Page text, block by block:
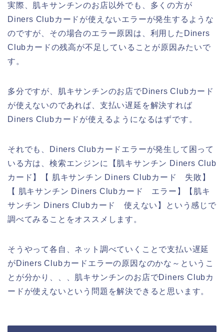
実際、肌キサンチンのお店以外でも、多くの方が
Diners Clubカードが使えないエラーが発生するような
のですが、その場合のエラー原因は、利用したDiners
Clubカードの残高が不足していることが原因みたいで
す。
多分ですが、肌キサンチンのお店でDiners Clubカード
が使えないのであれば、支払い遅延を解決すれば
Diners Clubカードが使えるようになるはずです。
それでも、Diners Clubカードエラーが発生して困って
いる方は、検索エンジンに【肌キサンチン Diners Club
カード】【 肌キサンチン Diners Clubカード 失敗】
【 肌キサンチン Diners Clubカード エラー】【肌キ
サンチン Diners Clubカード 使えない】という感じで
調べてみることをオススメします。
そうやって各自、ネット調べていくことで支払い遅延
がDiners Clubカードエラーの原因なのかな～というこ
とが分かり、、、肌キサンチンのお店でDiners Clubカ
ードが使えないという問題を解決できると思います。